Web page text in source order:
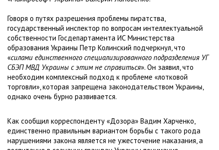
Говоря о путях разрешения проблемы пиратства,
государственный инспектор по вопросам интеллектуальной
собственности Госдепартамента ИС Министерства
образования Украины Петр Колинский подчеркнул, что
«силами единственного специализированного подразделения УГ
СБЭП МВД Украины с этим не справиться». Он заявил, что
необходим комплексный подход к проблеме «лотковой
торговли», которая запрещена законодательством Украины,
однако очень бурно развивается.
Как сообщил корреспонденту «Дозора» Вадим Харченко,
единственно правильным вариантом борьбы с такого рода
нарушениями закона является не ужесточение наказания, а